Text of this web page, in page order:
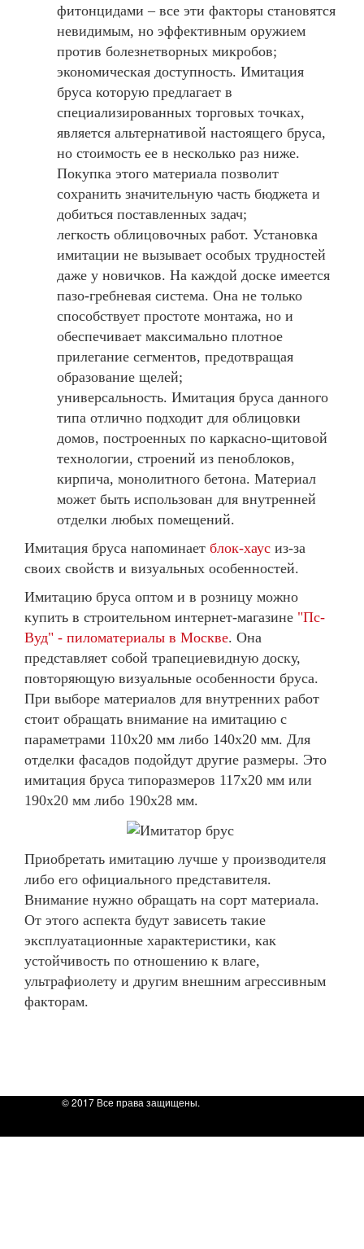
фитонцидами – все эти факторы становятся
невидимым, но эффективным оружием
против болезнетворных микробов;
экономическая доступность. Имитация
бруса которую предлагает в
специализированных торговых точках,
является альтернативой настоящего бруса,
но стоимость ее в несколько раз ниже.
Покупка этого материала позволит
сохранить значительную часть бюджета и
добиться поставленных задач;
легкость облицовочных работ. Установка
имитации не вызывает особых трудностей
даже у новичков. На каждой доске имеется
пазо-гребневая система. Она не только
способствует простоте монтажа, но и
обеспечивает максимально плотное
прилегание сегментов, предотвращая
образование щелей;
универсальность. Имитация бруса данного
типа отлично подходит для облицовки
домов, построенных по каркасно-щитовой
технологии, строений из пеноблоков,
кирпича, монолитного бетона. Материал
может быть использован для внутренней
отделки любых помещений.
Имитация бруса напоминает блок-хаус из-за
своих свойств и визуальных особенностей.
Имитацию бруса оптом и в розницу можно
купить в строительном интернет-магазине "Пс-
Вуд" - пиломатериалы в Москве. Она
представляет собой трапециевидную доску,
повторяющую визуальные особенности бруса.
При выборе материалов для внутренних работ
стоит обращать внимание на имитацию с
параметрами 110х20 мм либо 140х20 мм. Для
отделки фасадов подойдут другие размеры. Это
имитация бруса типоразмеров 117х20 мм или
190х20 мм либо 190х28 мм.
Приобретать имитацию лучше у производителя
либо его официального представителя.
Внимание нужно обращать на сорт материала.
От этого аспекта будут зависеть такие
эксплуатационные характеристики, как
устойчивость по отношению к влаге,
ультрафиолету и другим внешним агрессивным
факторам.
© 2017 Все права защищены.